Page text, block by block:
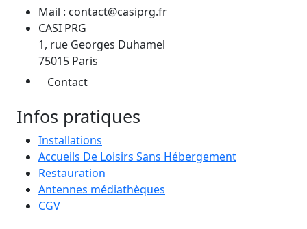
Mail : contact@casiprg.fr
CASI PRG
1, rue Georges Duhamel
75015 Paris
Contact
Infos pratiques
Installations
Accueils De Loisirs Sans Hébergement
Restauration
Antennes médiathèques
CGV